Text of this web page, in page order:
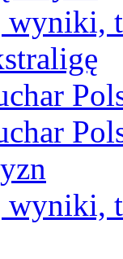
wyniki,
wyniki,